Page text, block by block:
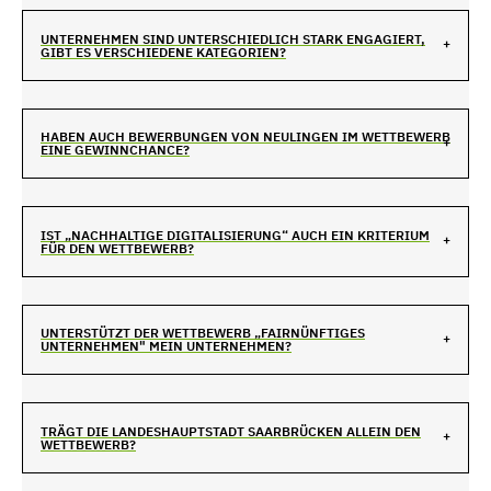
UNTERNEHMEN SIND UNTERSCHIEDLICH STARK ENGAGIERT,
GIBT ES VERSCHIEDENE KATEGORIEN?
HABEN AUCH BEWERBUNGEN VON NEULINGEN IM WETTBEWERB
EINE GEWINNCHANCE?
IST „NACHHALTIGE DIGITALISIERUNG“ AUCH EIN KRITERIUM
FÜR DEN WETTBEWERB?
UNTERSTÜTZT DER WETTBEWERB „FAIRNÜNFTIGES
UNTERNEHMEN" MEIN UNTERNEHMEN?
TRÄGT DIE LANDESHAUPTSTADT SAARBRÜCKEN ALLEIN DEN
WETTBEWERB?